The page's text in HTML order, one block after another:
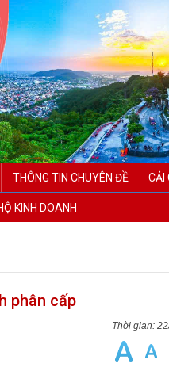
THÔNG TIN CHUYÊN ĐỀ CẢI
KINH DOANH
phân cấp